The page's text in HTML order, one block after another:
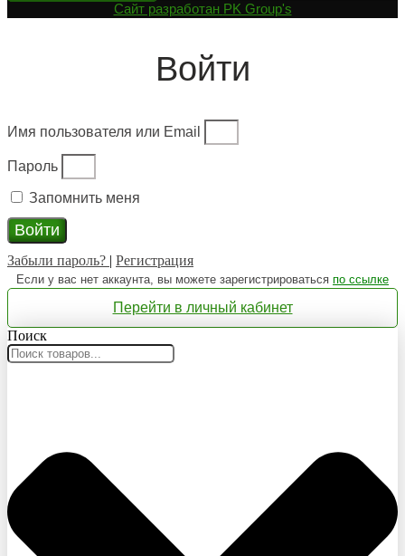
Cайт разработан PK Group's
Войти
Имя пользователя или Email
Пароль
Запомнить меня
Войти
Забыли пароль? | Регистрация
Если у вас нет аккаунта, вы можете зарегистрироваться по ссылке
Перейти в личный кабинет
Поиск